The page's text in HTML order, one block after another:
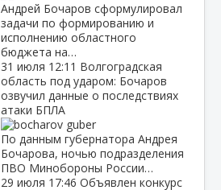
Андрей Бочаров сформулировал
задачи по формированию и
исполнению областного
бюджета на…
31 июля 12:11 Волгоградская
область под ударом: Бочаров
озвучил данные о последствиях
атаки БПЛА
По данным губернатора Андрея
Бочарова, ночью подразделения
ПВО Минобороны России…
29 июля 17:46 Объявлен конкурс